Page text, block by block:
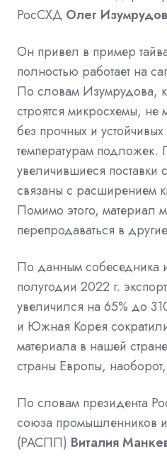
РосСХД Олег Изумрудов
Он привел в пример
полностью работает на
По словам Изумрудова,
строятся микросхемы, не
без прочных и
температурам подложек.
увеличившиеся поставки
связаны с расширением
Помимо этого, материал
перепродаваться в
По данным собеседника
полугодии 2022 г.
увеличился на 65% до
и Южная Корея сократили
материала в нашей
страны Европы,
По словам президента
союза промышленников
(РАСПП) Виталия